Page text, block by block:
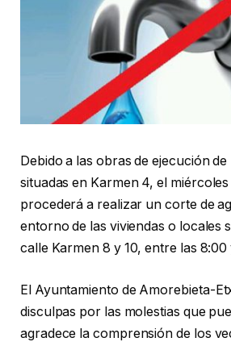
Debido a las obras de ejecución de
situadas en Karmen 4, el miércoles
procederá a realizar un corte de
entorno de las viviendas o locales
calle Karmen 8 y 10, entre las
El Ayuntamiento de Amorebieta-
disculpas por las molestias que
agradece la comprensión de los